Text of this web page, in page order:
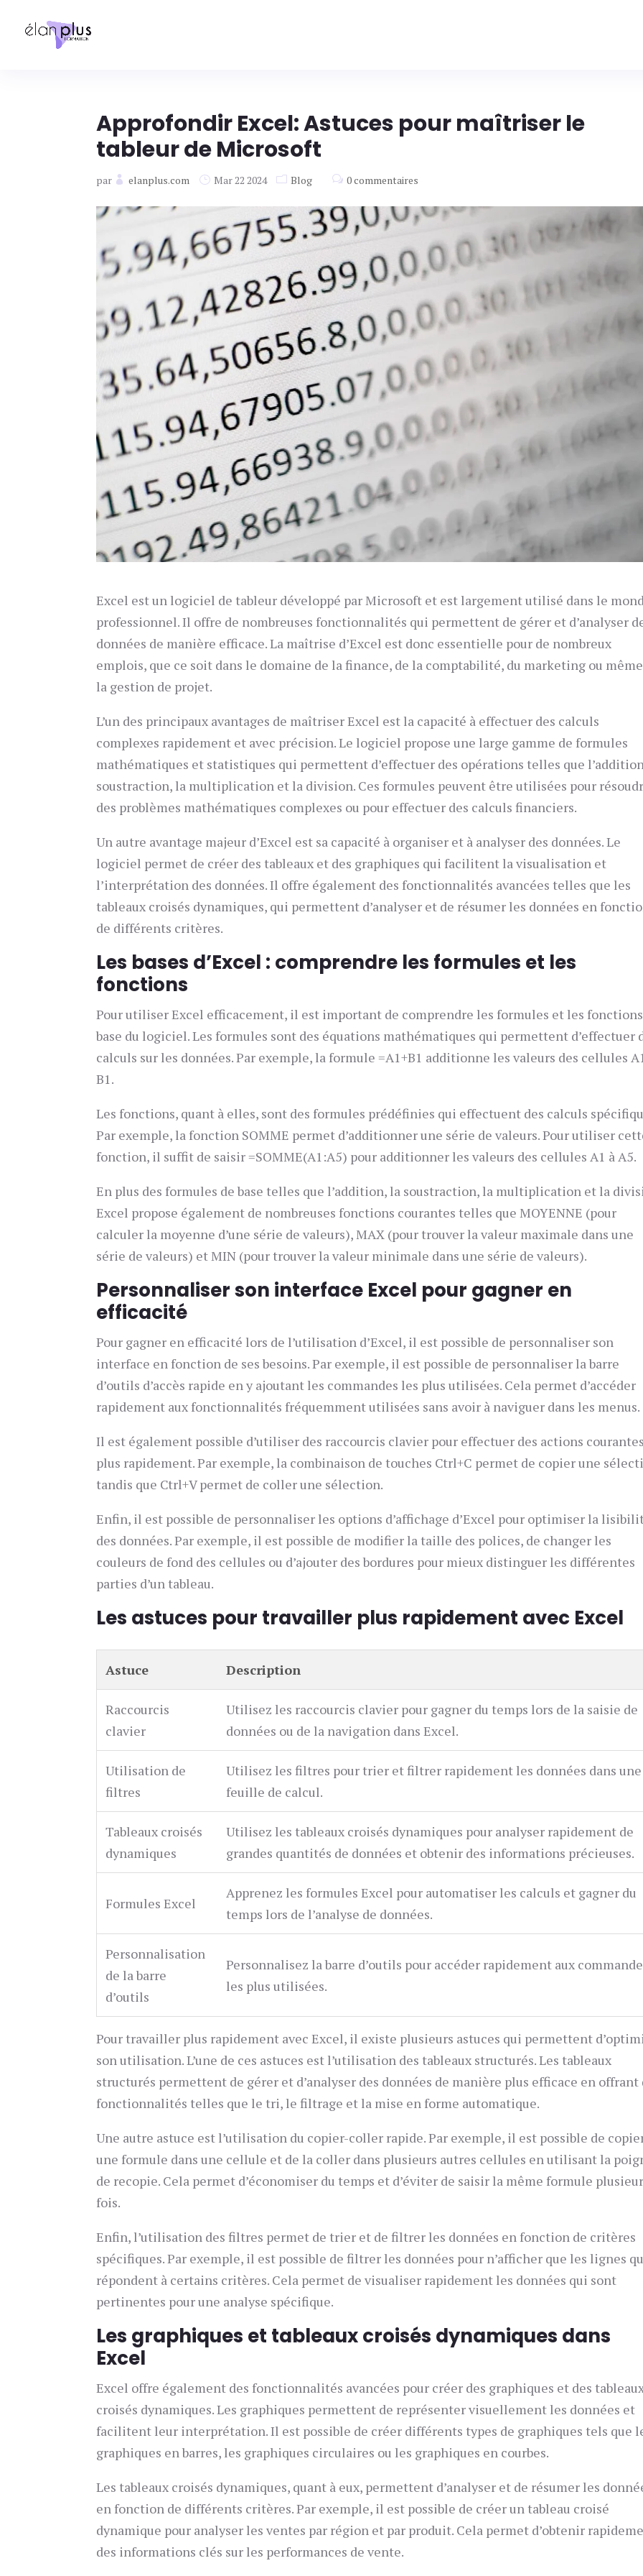
Approfondir Excel: Astuces pour maîtriser le
tableur de Microsoft
par elanplus.com Mar 22 2024 Blog 0 commentaires
Excel est un logiciel de tableur développé par Microsoft et est largement utilisé dans le
professionnel. Il offre de nombreuses fonctionnalités qui permettent de gérer et d’analyser
données de manière efficace. La maîtrise d’Excel est donc essentielle pour de nombreux
emplois, que ce soit dans le domaine de la finance, de la comptabilité, du marketing ou
la gestion de projet.
L’un des principaux avantages de maîtriser Excel est la capacité à effectuer des calculs
complexes rapidement et avec précision. Le logiciel propose une large gamme de formules
mathématiques et statistiques qui permettent d’effectuer des opérations telles que
soustraction, la multiplication et la division. Ces formules peuvent être utilisées pour
des problèmes mathématiques complexes ou pour effectuer des calculs financiers.
Un autre avantage majeur d’Excel est sa capacité à organiser et à analyser des données. Le
logiciel permet de créer des tableaux et des graphiques qui facilitent la visualisation et
l’interprétation des données. Il offre également des fonctionnalités avancées telles que les
tableaux croisés dynamiques, qui permettent d’analyser et de résumer les données en
de différents critères.
Les bases d’Excel : comprendre les formules et les
fonctions
Pour utiliser Excel efficacement, il est important de comprendre les formules et les
base du logiciel. Les formules sont des équations mathématiques qui permettent d’effectuer
calculs sur les données. Par exemple, la formule =A1+B1 additionne les valeurs des cellules
B1.
Les fonctions, quant à elles, sont des formules prédéfinies qui effectuent des calculs
Par exemple, la fonction SOMME permet d’additionner une série de valeurs. Pour utiliser
fonction, il suffit de saisir =SOMME(A1:A5) pour additionner les valeurs des cellules A1 à A5.
En plus des formules de base telles que l’addition, la soustraction, la multiplication et la
Excel propose également de nombreuses fonctions courantes telles que MOYENNE (pour
calculer la moyenne d’une série de valeurs), MAX (pour trouver la valeur maximale dans une
série de valeurs) et MIN (pour trouver la valeur minimale dans une série de valeurs).
Personnaliser son interface Excel pour gagner en
efficacité
Pour gagner en efficacité lors de l’utilisation d’Excel, il est possible de personnaliser son
interface en fonction de ses besoins. Par exemple, il est possible de personnaliser la barre
d’outils d’accès rapide en y ajoutant les commandes les plus utilisées. Cela permet d’accéder
rapidement aux fonctionnalités fréquemment utilisées sans avoir à naviguer dans les menus.
Il est également possible d’utiliser des raccourcis clavier pour effectuer des actions courantes
plus rapidement. Par exemple, la combinaison de touches Ctrl+C permet de copier une
tandis que Ctrl+V permet de coller une sélection.
Enfin, il est possible de personnaliser les options d’affichage d’Excel pour optimiser la
des données. Par exemple, il est possible de modifier la taille des polices, de changer les
couleurs de fond des cellules ou d’ajouter des bordures pour mieux distinguer les différentes
parties d’un tableau.
Les astuces pour travailler plus rapidement avec Excel
Astuce Description
Raccourcis
clavier
Utilisez les raccourcis clavier pour gagner du temps lors de la saisie de
données ou de la navigation dans Excel.
Utilisation de
filtres
Utilisez les filtres pour trier et filtrer rapidement les données dans une
feuille de calcul.
Tableaux croisés
dynamiques
Utilisez les tableaux croisés dynamiques pour analyser rapidement de
grandes quantités de données et obtenir des informations précieuses.
Formules Excel
Apprenez les formules Excel pour automatiser les calculs et gagner du
temps lors de l’analyse de données.
Personnalisation
de la barre
d’outils
Personnalisez la barre d’outils pour accéder rapidement aux
les plus utilisées.
Pour travailler plus rapidement avec Excel, il existe plusieurs astuces qui permettent
son utilisation. L’une de ces astuces est l’utilisation des tableaux structurés. Les tableaux
structurés permettent de gérer et d’analyser des données de manière plus efficace en offrant
fonctionnalités telles que le tri, le filtrage et la mise en forme automatique.
Une autre astuce est l’utilisation du copier-coller rapide. Par exemple, il est possible de
une formule dans une cellule et de la coller dans plusieurs autres cellules en utilisant la
de recopie. Cela permet d’économiser du temps et d’éviter de saisir la même formule
fois.
Enfin, l’utilisation des filtres permet de trier et de filtrer les données en fonction de critères
spécifiques. Par exemple, il est possible de filtrer les données pour n’afficher que les lignes
répondent à certains critères. Cela permet de visualiser rapidement les données qui sont
pertinentes pour une analyse spécifique.
Les graphiques et tableaux croisés dynamiques dans
Excel
Excel offre également des fonctionnalités avancées pour créer des graphiques et des
croisés dynamiques. Les graphiques permettent de représenter visuellement les données et
facilitent leur interprétation. Il est possible de créer différents types de graphiques tels que
graphiques en barres, les graphiques circulaires ou les graphiques en courbes.
Les tableaux croisés dynamiques, quant à eux, permettent d’analyser et de résumer les
en fonction de différents critères. Par exemple, il est possible de créer un tableau croisé
dynamique pour analyser les ventes par région et par produit. Cela permet d’obtenir
des informations clés sur les performances de vente.